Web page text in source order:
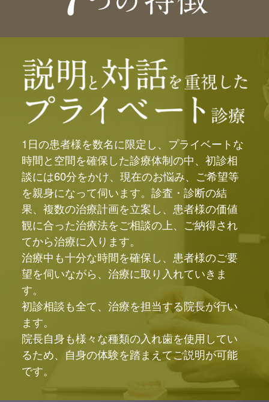
(火)は、休診とさせていただきま
す。
2025.04.02
ちし、快適な入れ歯で笑顔を取
り戻しましょう」監修
2025.03.06
「テレスコープ義歯をご検討の
方へ。利点・欠点・費用のすべ
て」監修
1日の患者様を数名に限定し、プライベートな
時間と空間を確保した診療体制の中、初診相
談には60分をかけ、現在のお悩み、ご希望等
を親身になって伺います。診査・診断の結
果、複数の治療計画を立案し、患者様の価値
観に合った治療法をご相談の上、ご納得され
てから治療に入ります。
治療中も十分な時間を確保し、患者様のご要
望を伺いながら、治療に取り入れていきま
す。
初診相談も全て、治療を担当する院長が行い
ます。
院長自身も様々な種類の入れ歯を使用してい
るため、自身の体験を踏まえてご説明が可能
です。